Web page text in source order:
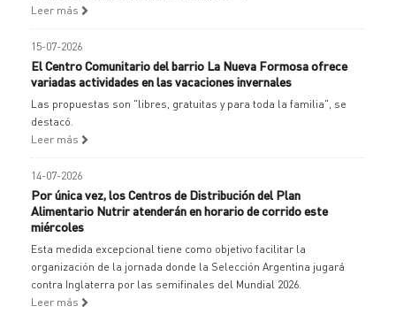
Leer más
15-07-2026
El Centro Comunitario del barrio La Nueva Formosa ofrece
variadas actividades en las vacaciones invernales
Las propuestas son "libres, gratuitas y para toda la familia", se
destacó.
Leer más
14-07-2026
Por única vez, los Centros de Distribución del Plan
Alimentario Nutrir atenderán en horario de corrido este
miércoles
Esta medida excepcional tiene como objetivo facilitar la
organización de la jornada donde la Selección Argentina jugará
contra Inglaterra por las semifinales del Mundial 2026.
Leer más